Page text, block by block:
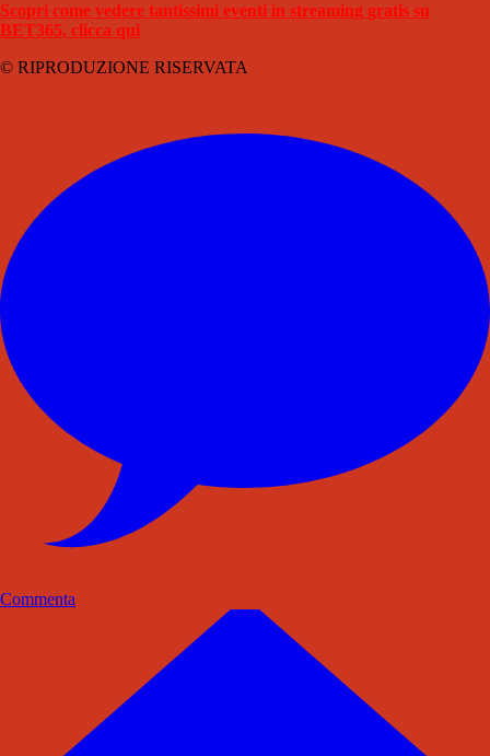
Scopri come vedere tantissimi eventi in streaming gratis su
BET365, clicca qui
© RIPRODUZIONE RISERVATA
Commenta